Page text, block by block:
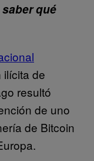
qué
ilícita de
resultó
de uno
de Bitcoin